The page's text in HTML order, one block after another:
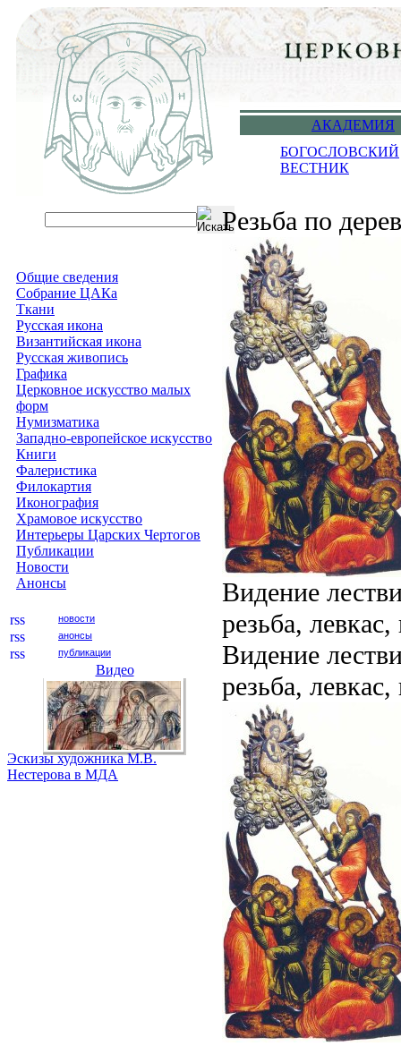
АКАДЕМИЯ
БОГОСЛОВСКИЙ
ВЕСТНИК
Общие сведения
Собрание ЦАКа
Ткани
Русская икона
Византийская икона
Русская живопись
Графика
Церковное искусство малых
форм
Нумизматика
Западно-европейское искусство
Книги
Фалеристика
Филокартия
Иконография
Храмовое искусство
Интерьеры Царских Чертогов
Публикации
Новости
Анонсы
новости
анонсы
публикации
Видео
Эскизы художника М.В.
Нестерова в МДА
Резьба по
Видение
резьба,
Видение
резьба,